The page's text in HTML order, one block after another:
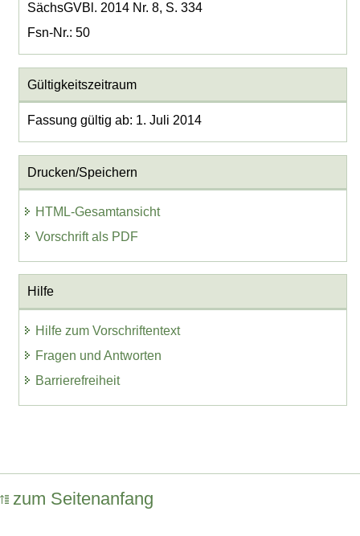
SächsGVBl. 2014 Nr. 8, S. 334
Fsn-Nr.: 50
Gültigkeitszeitraum
Fassung gültig ab: 1. Juli 2014
Drucken/Speichern
HTML-Gesamtansicht
Vorschrift als PDF
Hilfe
Hilfe zum Vorschriftentext
Fragen und Antworten
Barrierefreiheit
zum Seitenanfang